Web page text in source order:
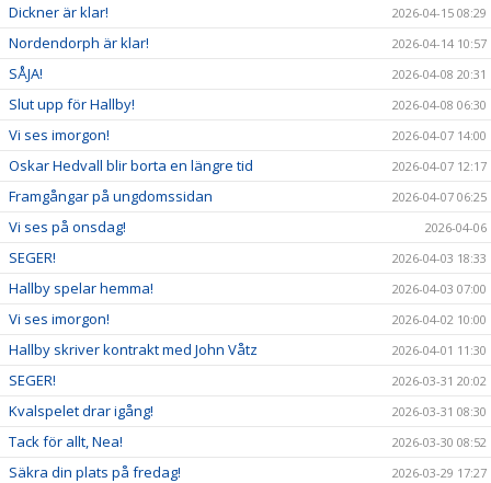
Dickner är klar! 2026-04-15 08:29
Nordendorph är klar! 2026-04-14 10:57
SÅJA! 2026-04-08 20:31
Slut upp för Hallby! 2026-04-08 06:30
Vi ses imorgon! 2026-04-07 14:00
Oskar Hedvall blir borta en längre tid 2026-04-07 12:17
Framgångar på ungdomssidan 2026-04-07 06:25
Vi ses på onsdag! 2026-04-06
SEGER! 2026-04-03 18:33
Hallby spelar hemma! 2026-04-03 07:00
Vi ses imorgon! 2026-04-02 10:00
Hallby skriver kontrakt med John Våtz 2026-04-01 11:30
SEGER! 2026-03-31 20:02
Kvalspelet drar igång! 2026-03-31 08:30
Tack för allt, Nea! 2026-03-30 08:52
Säkra din plats på fredag! 2026-03-29 17:27